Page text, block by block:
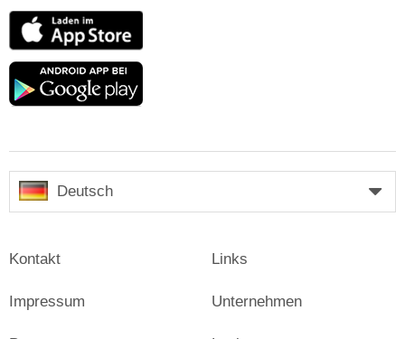
App
Store
Google
Deutsch
Kontakt
Impressum
Links
Unternehmen